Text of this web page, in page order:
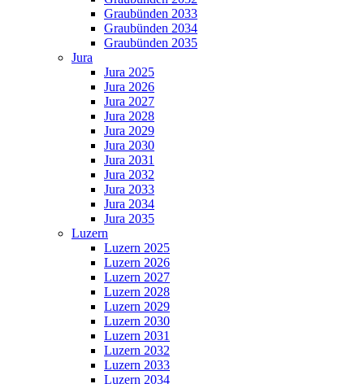
Graubünden 2033
Graubünden 2034
Graubünden 2035
Jura
Jura 2025
Jura 2026
Jura 2027
Jura 2028
Jura 2029
Jura 2030
Jura 2031
Jura 2032
Jura 2033
Jura 2034
Jura 2035
Luzern
Luzern 2025
Luzern 2026
Luzern 2027
Luzern 2028
Luzern 2029
Luzern 2030
Luzern 2031
Luzern 2032
Luzern 2033
Luzern 2034